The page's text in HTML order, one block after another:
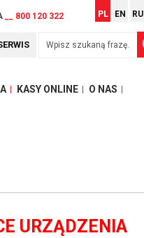
__ 800 120 322 PL EN RU
KASY ONLINE O NAS
URZĄDZENIA